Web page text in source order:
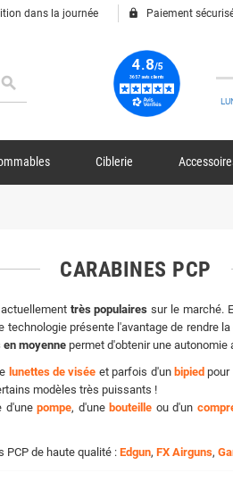
dans la journée lock Paiement
search
Ciblerie
CARABINES PCP
très populaires sur le marché.
technologie présente l'avantage de rendre la
en moyenne permet d'obtenir une
lunettes de visée et parfois d'un bipied
modèles très puissants !
d'une pompe, d'une bouteille ou d'un
PCP de haute qualité : Edgun, FX Airguns,